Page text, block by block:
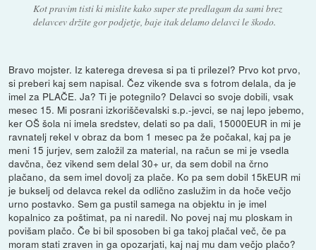
Kot pravim tisti ki mislite kako super ste predlagam da sami brez
delavcev držite gor podjetje, baje itak delamo delavci le škodo.
Bravo mojster. Iz katerega drevesa si pa ti prilezel? Prvo kot prvo,
si preberi kaj sem napisal. Čez vikende sva s fotrom delala, da je
imel za PLAČE. Ja? Ti je potegnilo? Delavci so svoje dobili, vsak
mesec 15. Mi posrani izkoriščevalski s.p.-jevci, se naj lepo jebemo,
ker OŠ šola ni imela sredstev, delati so pa dali, 15000EUR in mi je
ravnatelj rekel v obraz da bom 1 mesec pa že počakal, kaj pa je
meni 15 jurjev, sem založil za material, na račun se mi je vsedla
davčna, čez vikend sem delal 30+ ur, da sem dobil na črno
plačano, da sem imel dovolj za plače. Ko pa sem dobil 15kEUR mi
je bukselj od delavca rekel da odlično zaslužim in da hoče večjo
urno postavko. Sem ga pustil samega na objektu in je imel
kopalnico za poštimat, pa ni naredil. No povej naj mu ploskam in
povišam plačo. Če bi bil sposoben bi ga takoj plačal več, če pa
moram stati zraven in ga opozarjati, kaj naj mu dam večjo plačo?